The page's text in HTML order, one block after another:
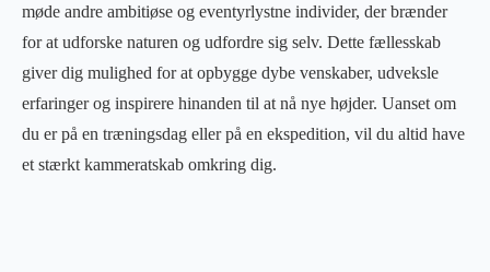
møde andre ambitiøse og eventyrlystne individer, der brænder
for at udforske naturen og udfordre sig selv. Dette fællesskab
giver dig mulighed for at opbygge dybe venskaber, udveksle
erfaringer og inspirere hinanden til at nå nye højder. Uanset om
du er på en træningsdag eller på en ekspedition, vil du altid have
et stærkt kammeratskab omkring dig.